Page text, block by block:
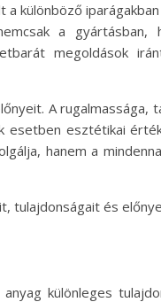
különböző
a
megoldások
A
esetben esztétikai
hanem a
tulajdonságait és
különleges